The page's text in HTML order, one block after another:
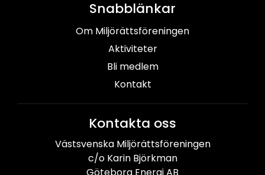
Snabblänkar
Om Miljörättsföreningen
Aktiviteter
Bli medlem
Kontakt
Kontakta oss
Västsvenska Miljörättsföreningen
c/o Karin Björkman
Göteborg Energi AB